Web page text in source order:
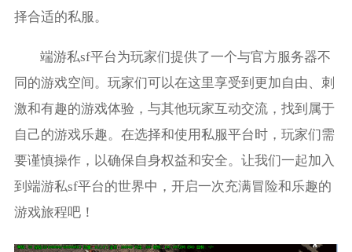
择合适的私服。
端游私sf平台为玩家们提供了一个与官方服务器不
同的游戏空间。玩家们可以在这里享受到更加自由、刺
激和有趣的游戏体验，与其他玩家互动交流，找到属于
自己的游戏乐趣。在选择和使用私服平台时，玩家们需
要谨慎操作，以确保自身权益和安全。让我们一起加入
到端游私sf平台的世界中，开启一次充满冒险和乐趣的
游戏旅程吧！